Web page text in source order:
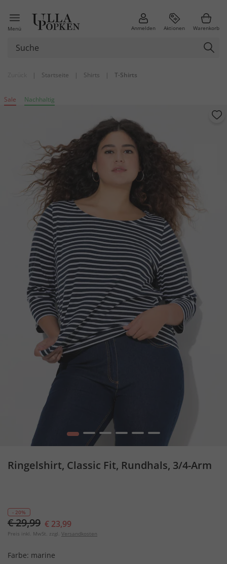
Menü Anmelden Aktionen Warenkorb
| Startseite | Shirts | T-Shirts
Sale Nachhaltig
1 2 3 4 5 6
Ringelshirt, Classic Fit, Rundhals, 3/4-Arm
- 20%
€ 29,99 € 23,99
Preis inkl. MwSt. zzgl. Versandkosten
Farbe: marine